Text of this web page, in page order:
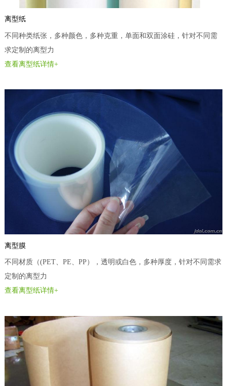
离型纸
不同种类纸张，多种颜色，多种克重，单面和双面涂硅，针对不同需
求定制的离型力
查看离型纸详情+
离型膜
不同材质（(PET、PE、PP），透明或白色，多种厚度，针对不同需求
定制的离型力
查看离型纸详情+